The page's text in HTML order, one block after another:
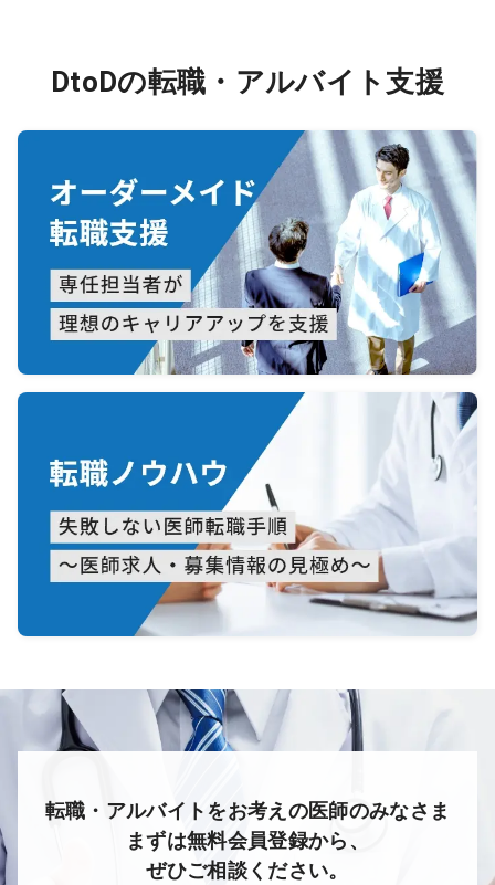
DtoDの転職・アルバイト支援
転職・アルバイトをお考えの医師のみなさま
まずは無料会員登録から、
ぜひご相談ください。